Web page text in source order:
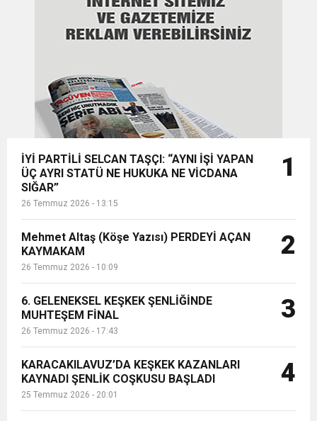
BAYRAMI DEĞİL, MÜCADELE GÜNÜDÜR”
ÇERKEZKÖY’ÜN CAN DAMARINDA “CANDAN”
YENİ BAŞKAN ATANDI
17:43 6. GELENEKSEL KEŞKEK ŞENLİĞİNDE
gerçekleşen organizasyona bas...
İYİ PARTİLİ SELCAN TAŞÇI: “AYNI İŞİ YAPAN
ÜÇ AYRI STATÜ NE HUKUKA NE VİCDANA
SIĞAR”
26 Temmuz 2026 - 13:15
1
Mehmet Altaş (Köşe Yazısı) PERDEYİ AÇAN
KAYMAKAM
26 Temmuz 2026 - 10:09
2
6. GELENEKSEL KEŞKEK ŞENLİĞİNDE
MUHTEŞEM FİNAL
26 Temmuz 2026 - 17:43
3
KARACAKILAVUZ’DA KEŞKEK KAZANLARI
KAYNADI ŞENLİK COŞKUSU BAŞLADI
25 Temmuz 2026 - 20:01
4